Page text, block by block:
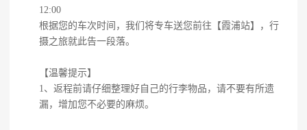
12:00
根据您的车次时间，我们将专车送您前往【霞浦站】，行
摄之旅就此告一段落。
【温馨提示】
1、返程前请仔细整理好自己的行李物品，请不要有所遗
漏，增加您不必要的麻烦。